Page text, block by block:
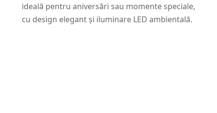
ideală pentru aniversări sau momente speciale,
cu design elegant și iluminare LED ambientală.